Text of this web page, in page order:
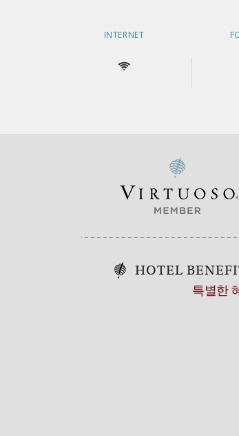
INTERNET
HOTEL
특별한